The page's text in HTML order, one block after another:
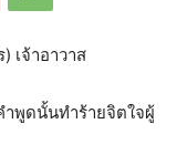
เจ้าอาวาส
ำพูดนั้นทำร้ายจิตใจผู้